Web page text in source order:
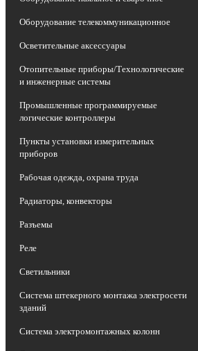
Оборудование телекоммуникационное
Осветительные аксессуары
Отопительные приборы/Технологические
и инженерные системы
Промышленные программируемые
логические контроллеры
Пункты установки измерительных
приборов
Рабочая одежда, охрана труда
Радиаторы, конвекторы
Разъемы
Реле
Светильники
Система штекерного монтажа электросети
зданий
Система электромонтажных колонн